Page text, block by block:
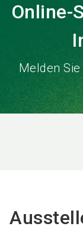
Online-
Melden